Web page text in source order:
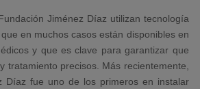
Jiménez Díaz utilizan tecnología
en muchos casos están disponibles en
y que es clave para garantizar que
tratamiento precisos. Más recientemente,
Díaz fue uno de los primeros en instalar